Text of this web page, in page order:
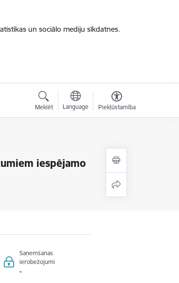
un sociālo mediju sīkdatnes.
Meklēt Language Piekļūstamība
iespējamo
Saņemšanas
ierobežojumi
-